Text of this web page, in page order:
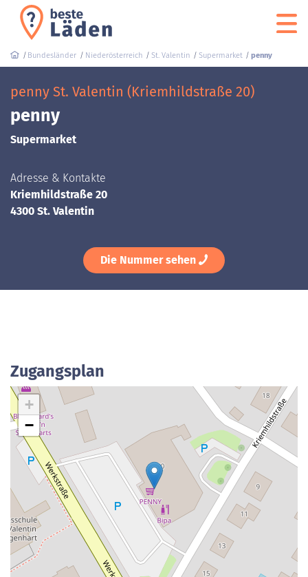
Bundesländer Niederösterreich St. Valentin Supermarket penny
penny St. Valentin (Kriemhildstraße 20)
penny
Supermarket
Adresse & Kontakte
Kriemhildstraße 20
4300 St. Valentin
Die Nummer sehen
Zugangsplan
+
−